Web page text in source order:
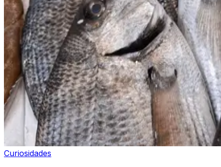
Curiosidades